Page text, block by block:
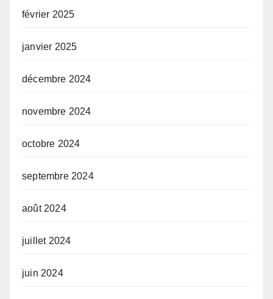
février 2025
janvier 2025
décembre 2024
novembre 2024
octobre 2024
septembre 2024
août 2024
juillet 2024
juin 2024